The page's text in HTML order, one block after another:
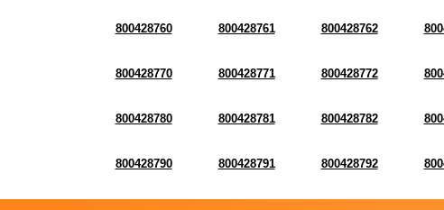
800428760 800428761 800428762
800428770 800428771 800428772
800428780 800428781 800428782
800428790 800428791 800428792